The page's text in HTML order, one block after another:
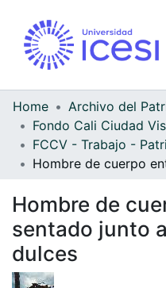
Home
Fondo Cali Ciudad
Hombre de
sentado junto
dulces